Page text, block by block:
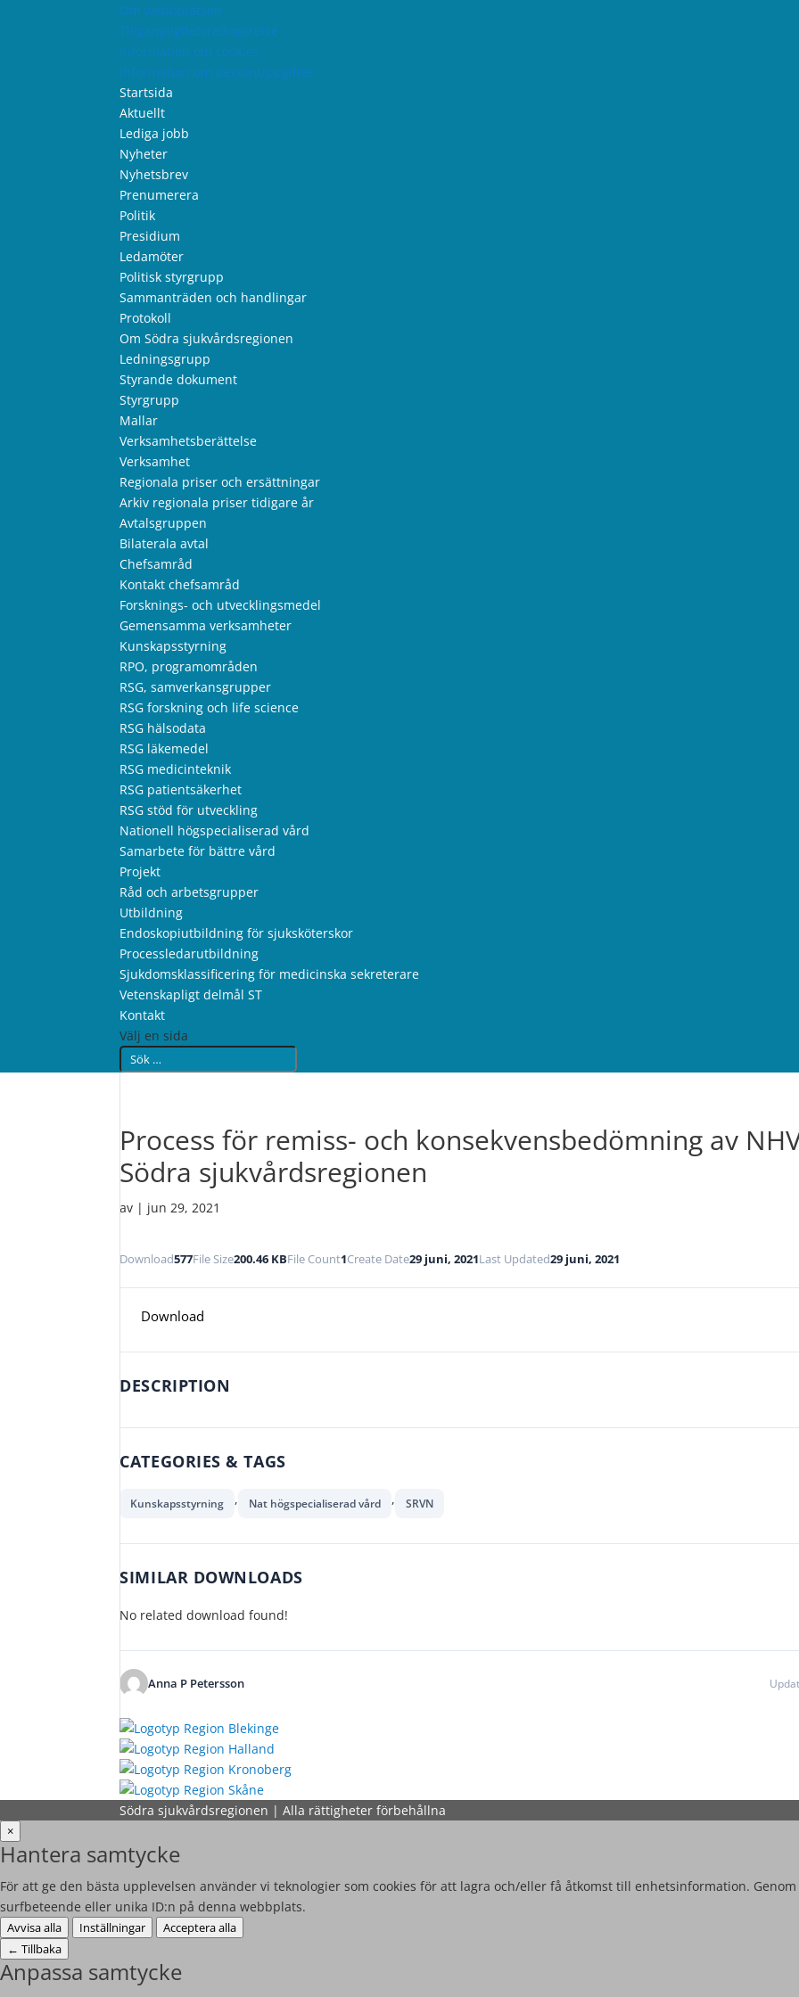
Om webbplatsen
Tillgänglighetsredogörelse
Information om cookies
Information om personuppgifter
Startsida
Aktuellt
Lediga jobb
Nyheter
Nyhetsbrev
Prenumerera
Politik
Presidium
Ledamöter
Politisk styrgrupp
Sammanträden och handlingar
Protokoll
Om Södra sjukvårdsregionen
Ledningsgrupp
Styrande dokument
Styrgrupp
Mallar
Verksamhetsberättelse
Verksamhet
Regionala priser och ersättningar
Arkiv regionala priser tidigare år
Avtalsgruppen
Bilaterala avtal
Chefsamråd
Kontakt chefsamråd
Forsknings- och utvecklingsmedel
Gemensamma verksamheter
Kunskapsstyrning
RPO, programområden
RSG, samverkansgrupper
RSG forskning och life science
RSG hälsodata
RSG läkemedel
RSG medicinteknik
RSG patientsäkerhet
RSG stöd för utveckling
Nationell högspecialiserad vård
Samarbete för bättre vård
Projekt
Råd och arbetsgrupper
Utbildning
Endoskopiutbildning för sjuksköterskor
Processledarutbildning
Sjukdomsklassificering för medicinska sekreterare
Vetenskapligt delmål ST
Kontakt
Välj en sida
Process för remiss- och konsekvensbedömning av
Södra sjukvårdsregionen
av | jun 29, 2021
Download577File Size200.46 KBFile Count1Create Date29 juni, 2021Last Updated29 juni, 2021
Download
DESCRIPTION
CATEGORIES & TAGS
Kunskapsstyrning , Nat högspecialiserad vård , SRVN
SIMILAR DOWNLOADS
No related download found!
Anna P Petersson
Södra sjukvårdsregionen | Alla rättigheter förbehållna
×
Hantera samtycke
För att ge den bästa upplevelsen använder vi teknologier som cookies för att lagra och/eller få åtkomst till enhetsinformation.
surfbeteende eller unika ID:n på denna webbplats.
Avvisa alla Inställningar
Acceptera alla
← Tillbaka
Anpassa samtycke